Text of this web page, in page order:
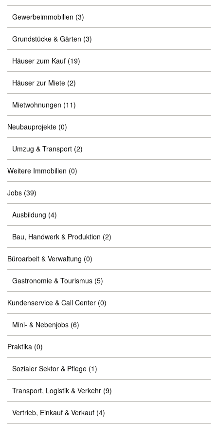
Gewerbeimmobilien (3)
Grundstücke & Gärten (3)
Häuser zum Kauf (19)
Häuser zur Miete (2)
Mietwohnungen (11)
Neubauprojekte (0)
Umzug & Transport (2)
Weitere Immobilien (0)
Jobs (39)
Ausbildung (4)
Bau, Handwerk & Produktion (2)
Büroarbeit & Verwaltung (0)
Gastronomie & Tourismus (5)
Kundenservice & Call Center (0)
Mini- & Nebenjobs (6)
Praktika (0)
Sozialer Sektor & Pflege (1)
Transport, Logistik & Verkehr (9)
Vertrieb, Einkauf & Verkauf (4)